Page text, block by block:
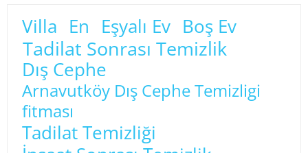
Villa En Eşyalı Ev Boş Ev
Tadilat Sonrası Temizlik
Dış Cephe
Arnavutköy Dış Cephe Temizligi
fitması
Tadilat Temizliği